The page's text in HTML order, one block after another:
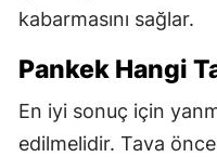
kabarmasını sağlar.
Pankek Hangi
En iyi sonuç için
edilmelidir. Tava